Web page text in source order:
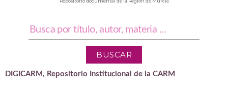
DIGICARM, Repositorio Institucional de la CARM